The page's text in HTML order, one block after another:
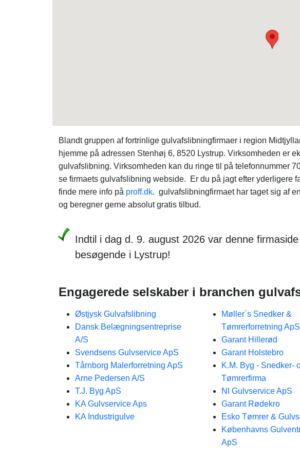
Blandt gruppen af fortrinlige gulvafslibningfirmaer i region
hjemme på adressen Stenhøj 6, 8520 Lystrup. Virksomheden er
gulvafslibning. Virksomheden kan du ringe til på telefonnummer
se firmaets gulvafslibning webside. Er du på jagt efter yderligere
finde mere info på proff.dk. gulvafslibningfirmaet har taget sig af
og beregner gerne absolut gratis tilbud.
Indtil i dag d. 9. august 2026 var denne
besøgende i Lystrup!
Engagerede selskaber i branchen
Østjysk Gulvafslibning
Dansk Belægningsentreprise
A/S
Svendsens Gulvservice ApS
Tårnborg Malerforretning ApS
Arne Pedersen A/S
T.J. Byg ApS
KA Gulvservice Aps
KA Industrigulve
Møller´s Snedker &
Tømrerforretning ApS
Garant Hillerød
Garant Holstebro
K.M. Byg - Snedker-
Tømrerfirma
Nl Gulvservice ApS
Garant Rødekro
Esko Tømrer &
Københavns
ApS